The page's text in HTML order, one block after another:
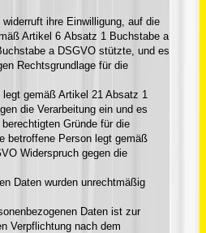
ihre Einwilligung, auf die
Artikel 6 Absatz 1 Buchstabe a
a DSGVO stützte, und es
Rechtsgrundlage für die
gemäß Artikel 21 Absatz 1
die Verarbeitung ein und es
Gründe für die
betroffene Person legt gemäß
Widerspruch gegen die
Daten wurden unrechtmäßig
Daten ist zur
Verpflichtung nach dem